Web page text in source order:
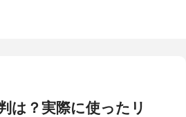
は？実際に使ったリ